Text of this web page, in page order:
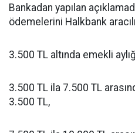
Bankadan yapılan
ödemelerini Halkbank
3.500 TL altında emekli
3.500 TL ila 7.500 TL
3.500 TL,